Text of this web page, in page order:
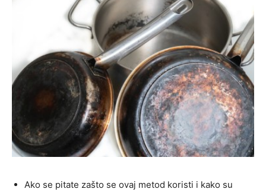
Ako se pitate zašto se ovaj metod koristi i kako su